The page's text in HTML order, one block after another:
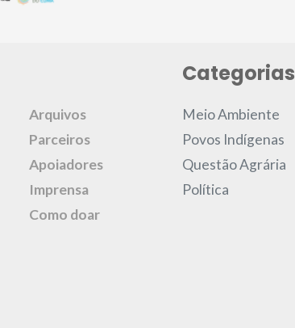
Arquivos
Parceiros
Apoiadores
Imprensa
Como doar
Categorias
Meio Ambiente
Povos Indígenas
Questão Agrária
Política